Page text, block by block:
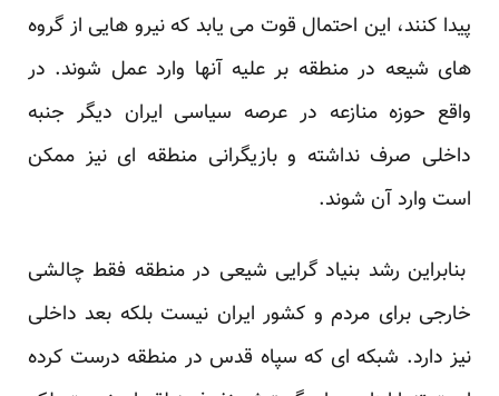
پیدا کنند، این احتمال قوت می یابد که نیرو هایی از گروه
های شیعه در منطقه بر علیه آنها وارد عمل شوند. در
واقع حوزه منازعه در عرصه سیاسی ایران دیگر جنبه
داخلی صرف نداشته و بازیگرانی منطقه ای نیز ممکن
است وارد آن شوند.
بنابراین رشد بنیاد گرایی شیعی در منطقه فقط چالشی
خارجی برای مردم و کشور ایران نیست بلکه بعد داخلی
نیز دارد. شبکه ای که سپاه قدس در منطقه درست کرده